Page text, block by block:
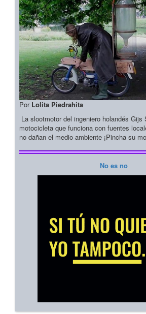
Por Lolita Piedrahita
La slootmotor del ingeniero holandés
motocicleta que funciona con fuentes
no dañan el medio ambiente ¡Pincha su
No es no